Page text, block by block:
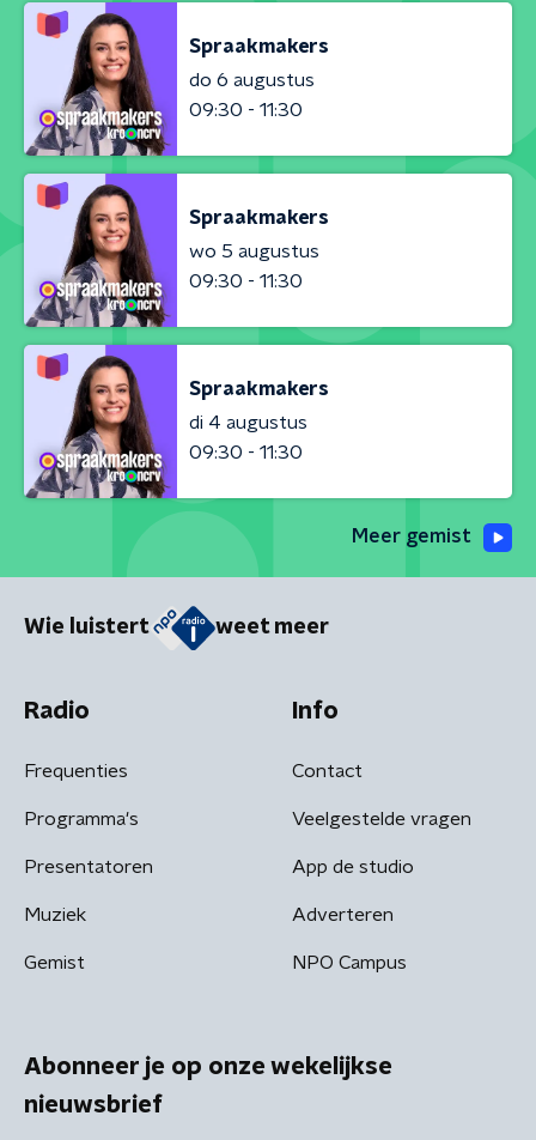
Spraakmakers
do 6 augustus
09:30 - 11:30
Spraakmakers
wo 5 augustus
09:30 - 11:30
Spraakmakers
di 4 augustus
09:30 - 11:30
Meer gemist
Wie luistert weet meer
Radio
Frequenties
Programma's
Presentatoren
Muziek
Gemist
Info
Contact
Veelgestelde vragen
App de studio
Adverteren
NPO Campus
Abonneer je op onze wekelijkse
nieuwsbrief